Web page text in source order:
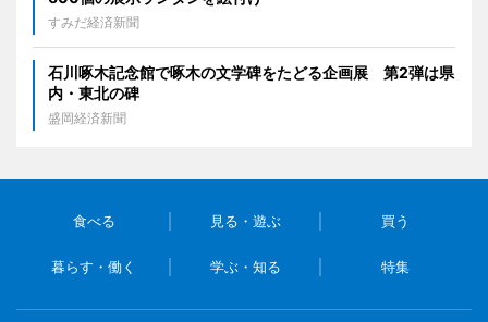
すみだ経済新聞
石川啄木記念館で啄木の文学碑をたどる企画展 第2弾は県
内・東北の碑
盛岡経済新聞
食べる 見る・遊ぶ 買う
暮らす・働く 学ぶ・知る 特集